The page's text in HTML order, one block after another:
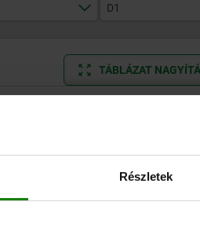
Részletek
D1
M16
TÁBLÁZAT
időközönként frissülnek.